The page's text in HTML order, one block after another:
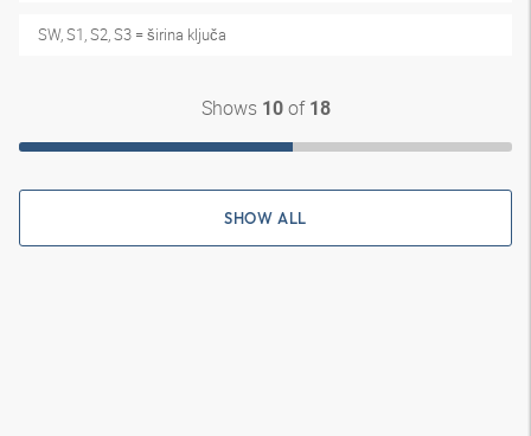
SW, S1, S2, S3 = širina ključa
Shows 10of 18
SHOW ALL